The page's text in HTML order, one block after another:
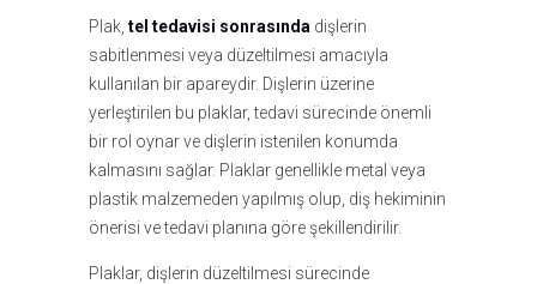
Plak, tel tedavisi sonrasında dişlerin
sabitlenmesi veya düzeltilmesi amacıyla
kullanılan bir apareydir. Dişlerin üzerine
yerleştirilen bu plaklar, tedavi sürecinde önemli
bir rol oynar ve dişlerin istenilen konumda
kalmasını sağlar. Plaklar genellikle metal veya
plastik malzemeden yapılmış olup, diş hekiminin
önerisi ve tedavi planına göre şekillendirilir.
Plaklar, dişlerin düzeltilmesi sürecinde